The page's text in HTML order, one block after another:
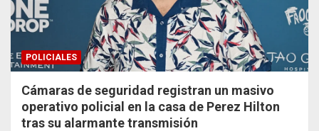
POLICIALES
Cámaras de seguridad registran un masivo
operativo policial en la casa de Perez Hilton
tras su alarmante transmisión